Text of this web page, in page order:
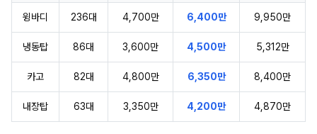
윙바디 236대 4,700만 6,400만 9,950만
냉동탑 86대 3,600만 4,500만 5,312만
카고 82대 4,800만 6,350만 8,400만
내장탑 63대 3,350만 4,200만 4,870만